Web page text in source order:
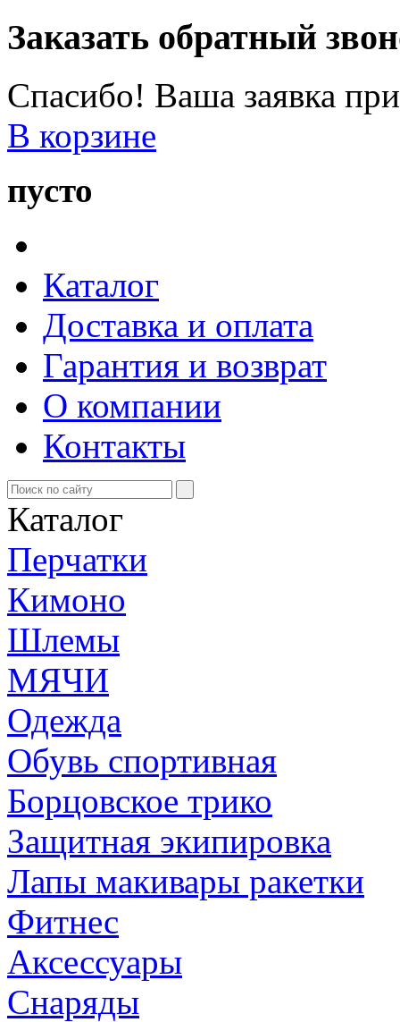
Заказать обратный
Спасибо! Ваша заявка
В корзине
пусто
Каталог
Доставка и оплата
Гарантия и возврат
О компании
Контакты
Каталог
Перчатки
Кимоно
Шлемы
МЯЧИ
Одежда
Обувь спортивная
Борцовское трико
Защитная экипировка
Лапы макивары ракетки
Фитнес
Аксессуары
Снаряды